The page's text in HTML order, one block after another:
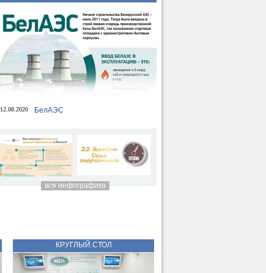
12.08.2020 БелАЭС
вся инфографика
КРУГЛЫЙ СТОЛ